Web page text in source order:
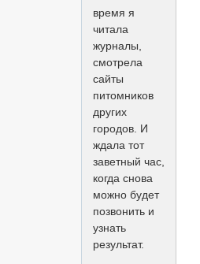
время я
читала
журналы,
смотрела
сайты
питомников
других
городов. И
ждала тот
заветный час,
когда снова
можно будет
позвонить и
узнать
результат.